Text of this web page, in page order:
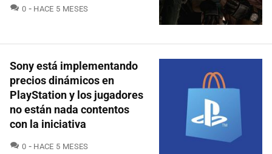
0 COMENTARIOS
HACE 5 MESES
Sony está implementando
precios dinámicos en
PlayStation y los jugadores
no están nada contentos
con la iniciativa
0 COMENTARIOS
HACE 5 MESES